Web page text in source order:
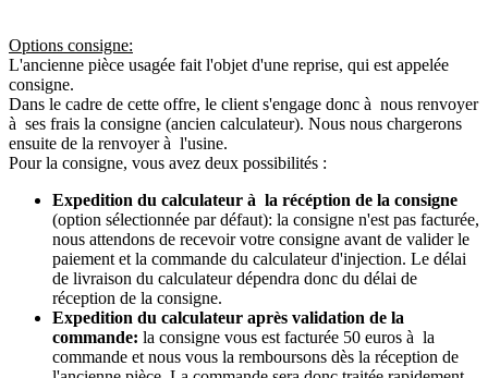
Options consigne:
L'ancienne pièce usagée fait l'objet d'une reprise, qui est appelée
consigne.
Dans le cadre de cette offre, le client s'engage donc à nous renvoyer
à ses frais la consigne (ancien calculateur). Nous nous chargerons
ensuite de la renvoyer à l'usine.
Pour la consigne, vous avez deux possibilités :
Expedition du calculateur à la récéption de la consigne
(option sélectionnée par défaut): la consigne n'est pas facturée,
nous attendons de recevoir votre consigne avant de valider le
paiement et la commande du calculateur d'injection. Le délai
de livraison du calculateur dépendra donc du délai de
réception de la consigne.
Expedition du calculateur après validation de la
commande: la consigne vous est facturée 50 euros à la
commande et nous vous la remboursons dès la réception de